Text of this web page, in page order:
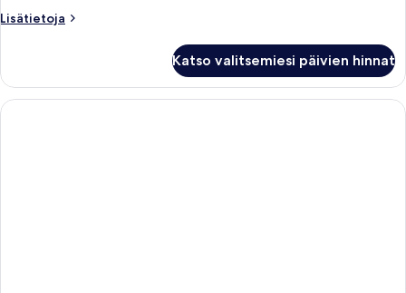
people)
Lisätietoja
Lisätietoja
1
makuuhuone
(5
Katso valitsemiesi päivien hinnat